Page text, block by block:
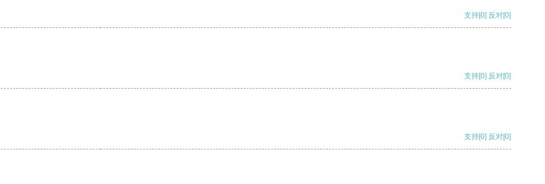
支持[0] 反对[0]
支持[0] 反对[0]
支持[0] 反对[0]